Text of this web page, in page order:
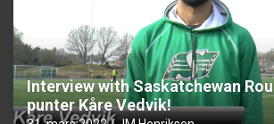
Interview with Saskatchewan
punter Kåre Vedvik!